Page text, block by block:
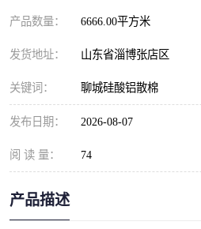
产品数量： 6666.00平方米
发货地址： 山东省淄博张店区
关键词： 聊城硅酸铝散棉
发布日期： 2026-08-07
阅 读 量： 74
产品描述